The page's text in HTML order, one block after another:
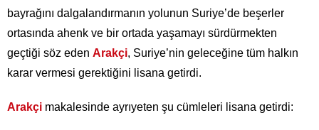
bayrağını dalgalandırmanın yolunun Suriye’de beşerler
ortasında ahenk ve bir ortada yaşamayı sürdürmekten
geçtiği söz eden Arakçi, Suriye’nin geleceğine tüm halkın
karar vermesi gerektiğini lisana getirdi.
Arakçi makalesinde ayrıyeten şu cümleleri lisana getirdi: